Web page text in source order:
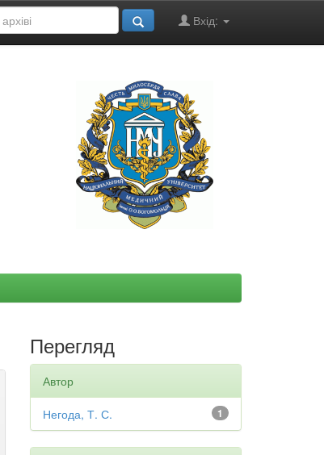
Вхід:
Перегляд
Автор
1
Негода, Т. С.